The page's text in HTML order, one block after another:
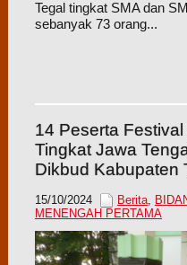
Tegal tingkat SMA dan
sebanyak 73 orang...
14 Peserta
Tingkat Jawa
Dikbud Kabupaten
15/10/2024 Berita,
MENENGAH PERTAMA